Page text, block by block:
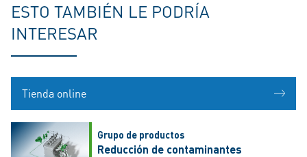
ESTO TAMBIÉN LE PODRÍA
INTERESAR
Tienda online
Grupo de productos
Reducción de contaminantes